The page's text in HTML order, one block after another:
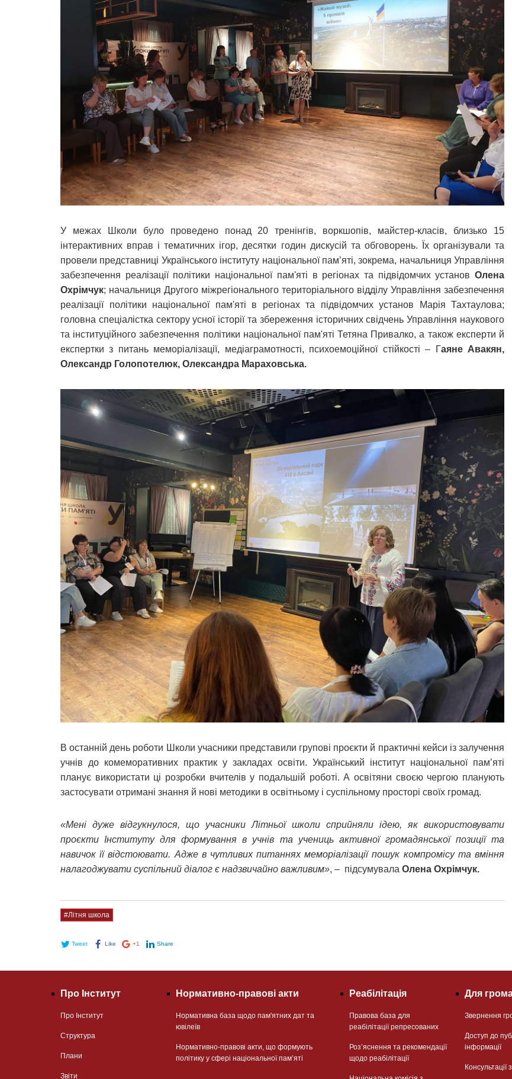
У межах Школи було проведено понад 20 тренінгів, воркшопів, майстер-класів, близько 15
інтерактивних вправ і тематичних ігор, десятки годин дискусій та обговорень. Їх організували та
провели представниці Українського інституту національної памʼяті, зокрема, начальниця Управління
забезпечення реалізації політики національної пам'яті в регіонах та підвідомчих установ Олена
Охрімчук; начальниця Другого міжрегіонального територіального відділу Управління забезпечення
реалізації політики національної пам'яті в регіонах та підвідомчих установ Марія Тахтаулова;
головна спеціалістка сектору усної історії та збереження історичних свідчень Управління наукового
та інституційного забезпечення політики національної пам'яті Тетяна Привалко, а також експерти й
експертки з питань меморіалізації, медіаграмотності, психоемоційної стійкості – Гаяне Авакян,
Олександр Голопотелюк, Олександра Мараховська.
В останній день роботи Школи учасники представили групові проєкти й практичні кейси із залучення
учнів до комеморативних практик у закладах освіти. Український інститут національної памʼяті
планує використати ці розробки вчителів у подальшій роботі. А освітяни своєю чергою планують
застосувати отримані знання й нові методики в освітньому і суспільному просторі своїх громад.
«Мені дуже відгукнулося, що учасники Літньої школи сприйняли ідею, як використовувати
проєкти Інституту для формування в учнів та учениць активної громадянської позиції та
навичок її відстоювати. Адже в чутливих питаннях меморіалізації пошук компромісу та вміння
налагоджувати суспільний діалог є надзвичайно важливим», – підсумувала Олена Охрімчук.
#Літня школа
Tweet Like +1 Share
Про Інститут
Про Інститут
Структура
Плани
Звіти
Нормативно-правові акти
Нормативна база щодо пам'ятних дат та
ювілеїв
Нормативно-правові акти, що формують
політику у сфері національної памʼяті
Реабілітація
Правова база для
реабілітації репресованих
Розʼяснення та рекомендації
щодо реабілітації
Для
Звернення
Доступ до
інформації
Консультації